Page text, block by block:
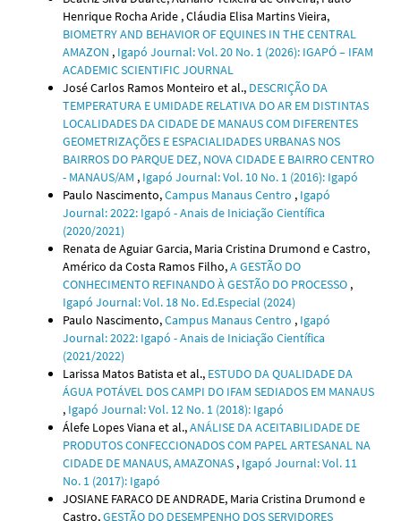
Henrique Rocha Aride , Cláudia Elisa Martins Vieira,
BIOMETRY AND BEHAVIOR OF EQUINES IN THE CENTRAL
AMAZON , Igapó Journal: Vol. 20 No. 1 (2026): IGAPÓ – IFAM
ACADEMIC SCIENTIFIC JOURNAL
José Carlos Ramos Monteiro et al., DESCRIÇÃO DA
TEMPERATURA E UMIDADE RELATIVA DO AR EM DISTINTAS
LOCALIDADES DA CIDADE DE MANAUS COM DIFERENTES
GEOMETRIZAÇÕES E ESPACIALIDADES URBANAS NOS
BAIRROS DO PARQUE DEZ, NOVA CIDADE E BAIRRO CENTRO
- MANAUS/AM , Igapó Journal: Vol. 10 No. 1 (2016): Igapó
Paulo Nascimento,Campus Manaus Centro , Igapó
Journal: 2022: Igapó - Anais de Iniciação Científica
(2020/2021)
Renata de Aguiar Garcia, Maria Cristina Drumond e Castro,
Américo da Costa Ramos Filho,A GESTÃO DO
CONHECIMENTO REFINANDO À GESTÃO DO PROCESSO ,
Igapó Journal: Vol. 18 No. Ed.Especial (2024)
Paulo Nascimento,Campus Manaus Centro , Igapó
Journal: 2022: Igapó - Anais de Iniciação Científica
(2021/2022)
Larissa Matos Batista et al., ESTUDO DA QUALIDADE DA
ÁGUA POTÁVEL DOS CAMPI DO IFAM SEDIADOS EM MANAUS
, Igapó Journal: Vol. 12 No. 1 (2018): Igapó
Álefe Lopes Viana et al.,ANÁLISE DA ACEITABILIDADE DE
PRODUTOS CONFECCIONADOS COM PAPEL ARTESANAL NA
CIDADE DE MANAUS, AMAZONAS , Igapó Journal: Vol. 11
No. 1 (2017): Igapó
JOSIANE FARACO DE ANDRADE, Maria Cristina Drumond e
Castro,GESTÃO DO DESEMPENHO DOS SERVIDORES